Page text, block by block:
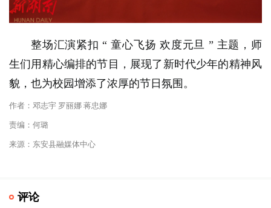
整场汇演紧扣 “ 童心飞扬 欢度元旦 ” 主题，师
生们用精心编排的节目，展现了新时代少年的精神风
貌，也为校园增添了浓厚的节日氛围。
作者：邓志宇 罗丽娜 蒋忠娜
责编：何璐
来源：东安县融媒体中心
评论